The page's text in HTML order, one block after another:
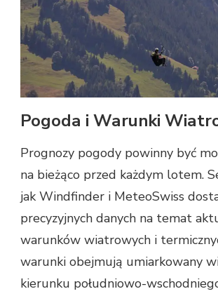
Pogoda i Warunki
Prognozy pogody powinny być
na bieżąco przed każdym lotem.
jak Windfinder i MeteoSwiss
precyzyjnych danych na temat
warunków wiatrowych i
warunki obejmują umiarkowany
kierunku południowo-